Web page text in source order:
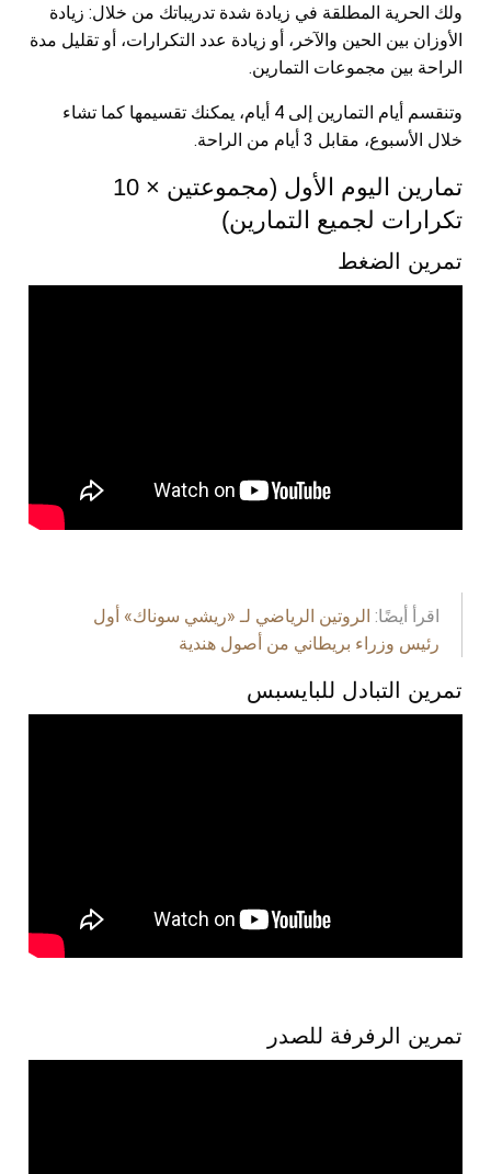
ولك الحرية المطلقة في زيادة شدة تدريباتك من خلال: زيادة
الأوزان بين الحين والآخر، أو زيادة عدد التكرارات، أو تقليل مدة
الراحة بين مجموعات التمارين.
وتنقسم أيام التمارين إلى 4 أيام، يمكنك تقسيمها كما تشاء
خلال الأسبوع، مقابل 3 أيام من الراحة.
تمارين اليوم الأول (مجموعتين × 10
تكرارات لجميع التمارين)
تمرين الضغط
اقرأ أيضًا: الروتين الرياضي لـ «ريشي سوناك» أول
رئيس وزراء بريطاني من أصول هندية
تمرين التبادل للبايسبس
تمرين الرفرفة للصدر